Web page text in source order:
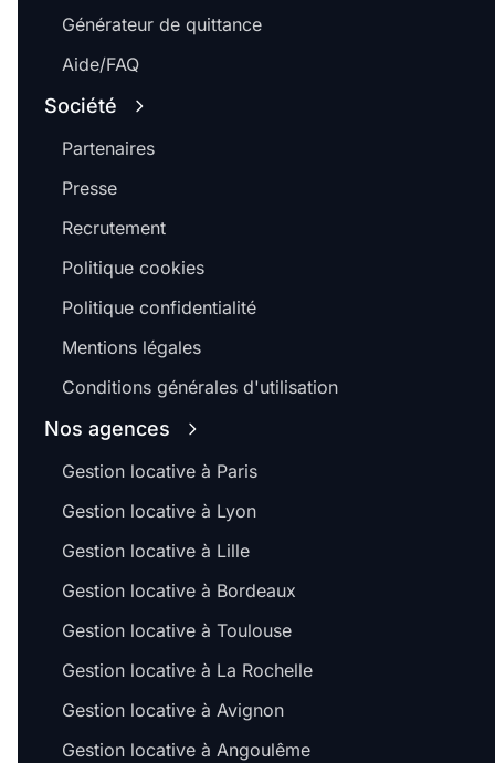
Générateur de quittance
Aide/FAQ
Société
Partenaires
Presse
Recrutement
Politique cookies
Politique confidentialité
Mentions légales
Conditions générales d'utilisation
Nos agences
Gestion locative à Paris
Gestion locative à Lyon
Gestion locative à Lille
Gestion locative à Bordeaux
Gestion locative à Toulouse
Gestion locative à La Rochelle
Gestion locative à Avignon
Gestion locative à Angoulême